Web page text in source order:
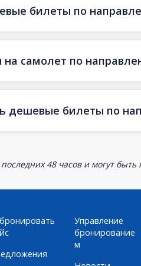
билеты по
самолет по
дешевые билеты по
48 часов и могут
Управление
бронирование
м